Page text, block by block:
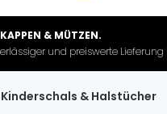
& MÜTZEN.
und preiswerte Lieferung in
Kinderschals & Halstücher